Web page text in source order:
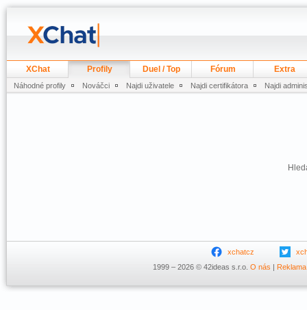
XChat Profily Duel / Top Fórum Extra
Náhodné profily Nováčci Najdi uživatele Najdi certifikátora Najdi
xchatcz
1999 – 2026 © 42ideas s.r.o. O nás | Reklama